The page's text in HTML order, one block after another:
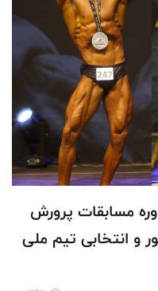
مسابقات پرورش
و انتخابی تیم ملی